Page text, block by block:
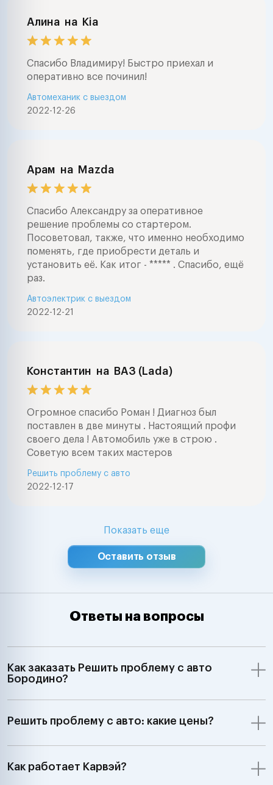
Алина на Kia
Спасибо Владимиру! Быстро приехал и
оперативно все починил!
2022-12-26
Автомеханик с выездом
Арам на Mazda
Спасибо Александру за оперативное
решение проблемы со стартером.
Посоветовал, также, что именно необходимо
поменять, где приобрести деталь и
установить её. Как итог - ***** . Спасибо, ещё
раз.
2022-12-21
Автоэлектрик с выездом
Константин на ВАЗ (Lada)
Огромное спасибо Роман ! Диагноз был
поставлен в две минуты . Настоящий профи
своего дела ! Автомобиль уже в строю .
Советую всем таких мастеров
2022-12-17
Решить проблему с авто
Показать еще
Оставить отзыв
Ответы на вопросы
Как заказать Решить проблему с авто
Бородино?
Решить проблему с авто: какие цены?
Как работает Карвэй?